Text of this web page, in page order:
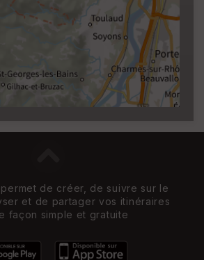
(1km à partir du niveau de
permet de créer, de suivre sur le
et de partager vos itinéraires
façon simple et gratuite